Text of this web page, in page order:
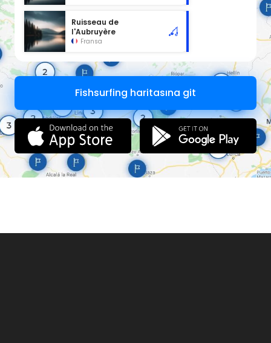
Ruisseau de
l'Aubruyère
Fransa
Fishsurfing haritasına git